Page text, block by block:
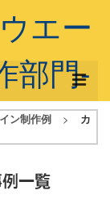
ン制作例 >
カ
一覧